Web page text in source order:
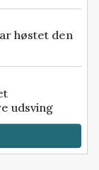
høstet den
udsving